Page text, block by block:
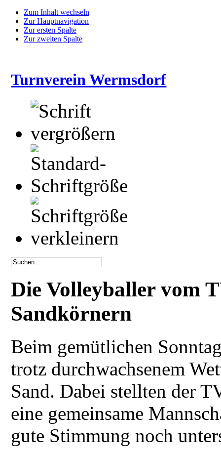
Zum Inhalt wechseln
Zur Hauptnavigation
Zur ersten Spalte
Zur zweiten Spalte
Turnverein Wermsdorf
Die Volleyballer vom
Sandkörnern
Beim gemütlichen
trotz durchwachsenem
Sand. Dabei stellten der
eine gemeinsame
gute Stimmung noch